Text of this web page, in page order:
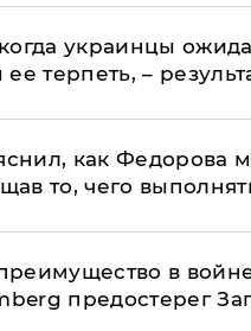
когда украинцы
ее терпеть, –
как Федорова
то, чего
в
предостерег